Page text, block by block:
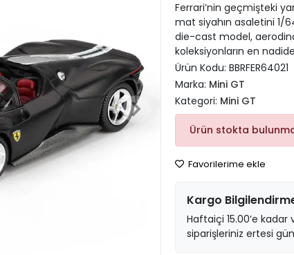
Ferrari’nin geçmişteki
mat siyahın asaletini 1/
die-cast model,
koleksiyonların en
Ürün Kodu: BBRFER64021
Marka: Mini GT
Kategori: Mini GT
Ürün stokta
Favorilerime ekle
Kargo
Haftaiçi 15.00’e kadar
siparişleriniz ertesi